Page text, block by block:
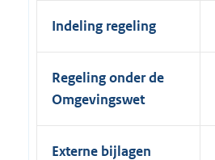
Indeling regeling
Regeling onder de
Omgevingswet
Externe bijlagen